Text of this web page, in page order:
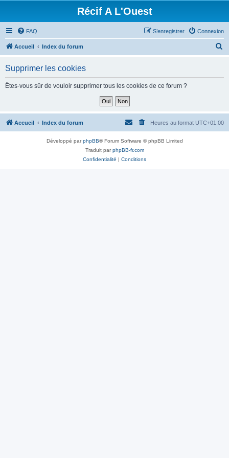
Récif A L'Ouest
FAQ Connexion
S’enregistrer
Accueil Index du forum
h
Supprimer les cookies
Êtes-vous sûr de vouloir supprimer tous les cookies de ce forum ?
Accueil Index du forum Heures au format UTC+01:00
Développé parphpBB® Forum Software © phpBB Limited
Traduit parphpBB-fr.com
Confidentialité | Conditions